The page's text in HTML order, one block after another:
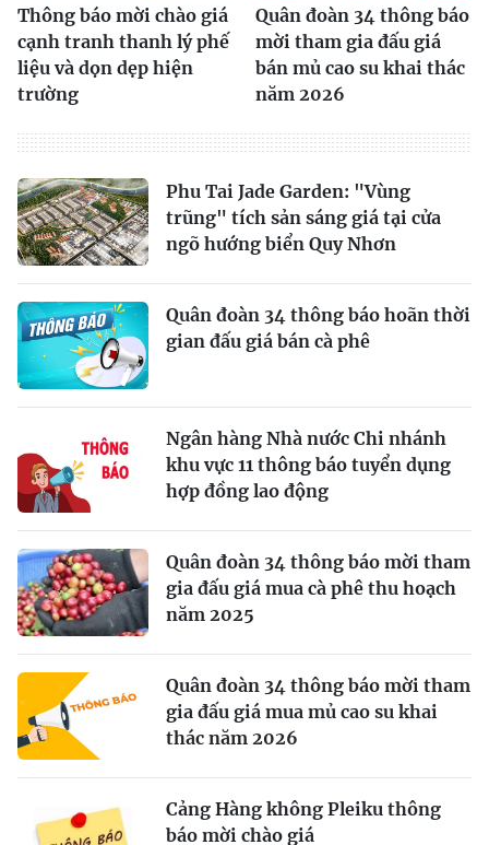
Thông báo mời chào giá
cạnh tranh thanh lý phế
liệu và dọn dẹp hiện
trường
Quân đoàn 34 thông báo
mời tham gia đấu giá
bán mủ cao su khai thác
năm 2026
Phu Tai Jade Garden: "Vùng
trũng" tích sản sáng giá tại cửa
ngõ hướng biển Quy Nhơn
Quân đoàn 34 thông báo hoãn thời
gian đấu giá bán cà phê
Ngân hàng Nhà nước Chi nhánh
khu vực 11 thông báo tuyển dụng
hợp đồng lao động
Quân đoàn 34 thông báo mời tham
gia đấu giá mua cà phê thu hoạch
năm 2025
Quân đoàn 34 thông báo mời tham
gia đấu giá mua mủ cao su khai
thác năm 2026
Cảng Hàng không Pleiku thông
báo mời chào giá